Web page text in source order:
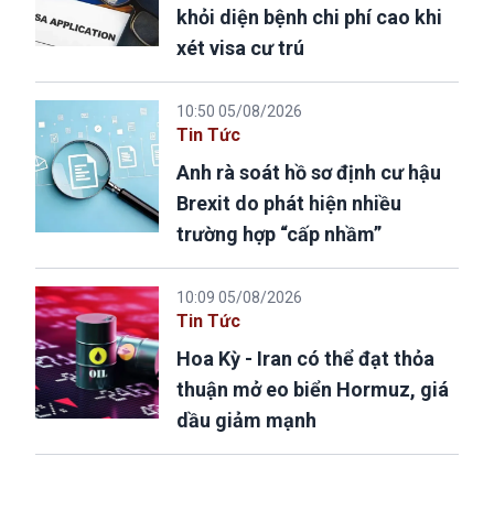
khỏi diện bệnh chi phí cao khi
xét visa cư trú
10:50 05/08/2026
Tin Tức
Anh rà soát hồ sơ định cư hậu
Brexit do phát hiện nhiều
trường hợp “cấp nhầm”
10:09 05/08/2026
Tin Tức
Hoa Kỳ - Iran có thể đạt thỏa
thuận mở eo biển Hormuz, giá
dầu giảm mạnh